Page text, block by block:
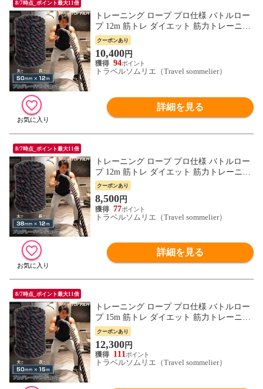
8/7時点_ポイント最大11倍
トレーニング ロープ プロ仕様 バトルロー
プ 12m 筋トレ ダイエット 筋力トレーニン
グ 体力アップ 送料無料 ※北海道、沖縄
県、離島を除く【ロジ発送】 トラベルソム
リエ w-tre5
クーポンあり
10,400円
94
トラベルソムリエ（Travel sommelier）
詳細を見る
8/7時点_ポイント最大11倍
トレーニング ロープ プロ仕様 バトルロー
プ 12m 筋トレ ダイエット 筋力トレーニン
グ 体力アップ 送料無料 ※北海道、沖縄
県、離島を除く【ロジ発送】 トラベルソム
リエ w-tre5
クーポンあり
8,500円
77
トラベルソムリエ（Travel sommelier）
詳細を見る
8/7時点_ポイント最大11倍
トレーニング ロープ プロ仕様 バトルロー
プ 15m 筋トレ ダイエット 筋力トレーニン
グ 体力アップ 送料無料 ※北海道、沖縄
県、離島を除く【ロジ発送】 トラベルソム
リエ w-tre5
クーポンあり
12,300円
111
トラベルソムリエ（Travel sommelier）